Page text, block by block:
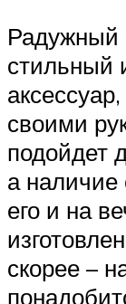
Радужный
стильный
своими
подойдет
а наличие
его и на
скорее –